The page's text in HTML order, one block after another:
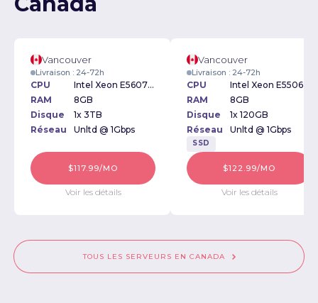
Vancouver
Livraison : 24-72h
CPU
Intel Xeon E5607 2.27GHz
RAM
8GB
Disque
1x 3TB
Réseau
Unltd @ 1Gbps
$117.99/MO
Voir les détails
Vancouver
Livraison : 24-72h
CPU
RAM
8GB
Disque
1x 120GB
Réseau
Unltd @ 1Gbps
SSD
$122.99/MO
Voir les détails
TOUS LES SERVEURS EN CANADA